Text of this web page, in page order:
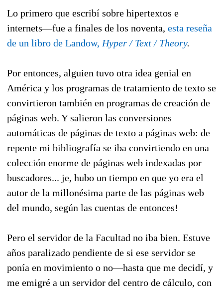
Lo primero que escribí sobre hipertextos e
internets—fue a finales de los noventa, esta reseña
de un libro de Landow, Hyper / Text / Theory.
Por entonces, alguien tuvo otra idea genial en
América y los programas de tratamiento de texto se
convirtieron también en programas de creación de
páginas web. Y salieron las conversiones
automáticas de páginas de texto a páginas web: de
repente mi bibliografía se iba convirtiendo en una
colección enorme de páginas web indexadas por
buscadores... je, hubo un tiempo en que yo era el
autor de la millonésima parte de las páginas web
del mundo, según las cuentas de entonces!
Pero el servidor de la Facultad no iba bien. Estuve
años paralizado pendiente de si ese servidor se
ponía en movimiento o no—hasta que me decidí, y
me emigré a un servidor del centro de cálculo, con